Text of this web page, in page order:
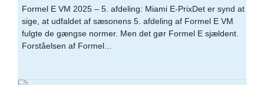
Formel E VM 2025 – 5. afdeling: Miami E-PrixDet er synd at
sige, at udfaldet af sæsonens 5. afdeling af Formel E VM
fulgte de gængse normer. Men det gør Formel E sjældent.
Forståelsen af Formel...